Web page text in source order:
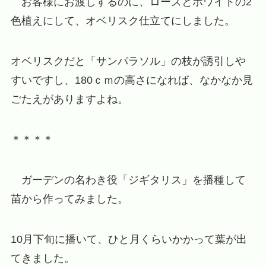
色植えにして、オベリスク仕立てにしました。
オベリスクだと「サンパラソル」の枝が誘引しや
すいですし、180ｃｍの高さになれば、なかなか見
ごたえがありますよね。
＊＊＊＊
ガーデンの名わき役「ジギタリス」を播種して
苗から作ってみました。
10月下旬に播いて、ひと月くらいかかって葉が出
てきました。